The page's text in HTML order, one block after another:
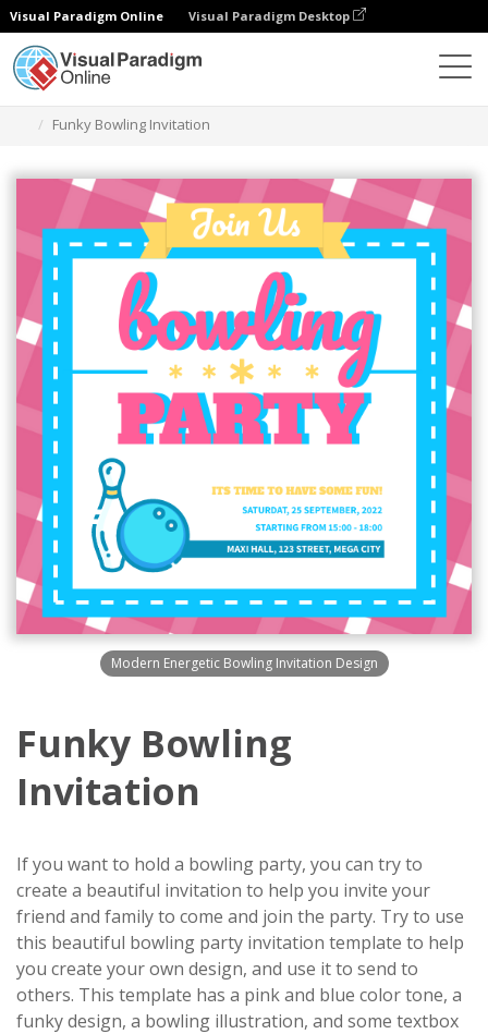
Visual Paradigm Online Visual Paradigm Desktop
Funky Bowling Invitation
Modern Energetic Bowling Invitation Design
Funky Bowling
Invitation
If you want to hold a bowling party, you can try to
create a beautiful invitation to help you invite your
friend and family to come and join the party. Try to use
this beautiful bowling party invitation template to help
you create your own design, and use it to send to
others. This template has a pink and blue color tone, a
funky design, a bowling illustration, and some textbox